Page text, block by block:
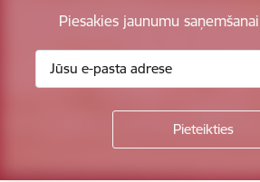
Piesakies jaunumu